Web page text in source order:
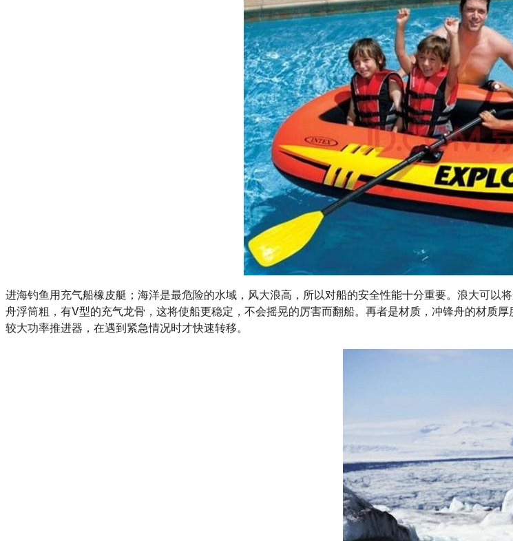
进海钓鱼用充气船橡皮艇；海洋是最危险的水域，风大浪高，所以对船的安全性能十分重要。浪大可以
舟浮筒粗，有V型的充气龙骨，这将使船更稳定，不会摇晃的厉害而翻船。再者是材质，冲锋舟的材质
较大功率推进器，在遇到紧急情况时才快速转移。